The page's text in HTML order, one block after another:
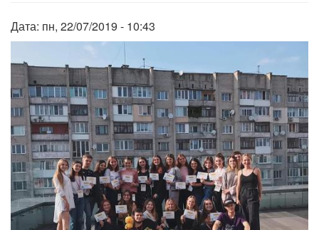
Дата: пн, 22/07/2019 - 10:43